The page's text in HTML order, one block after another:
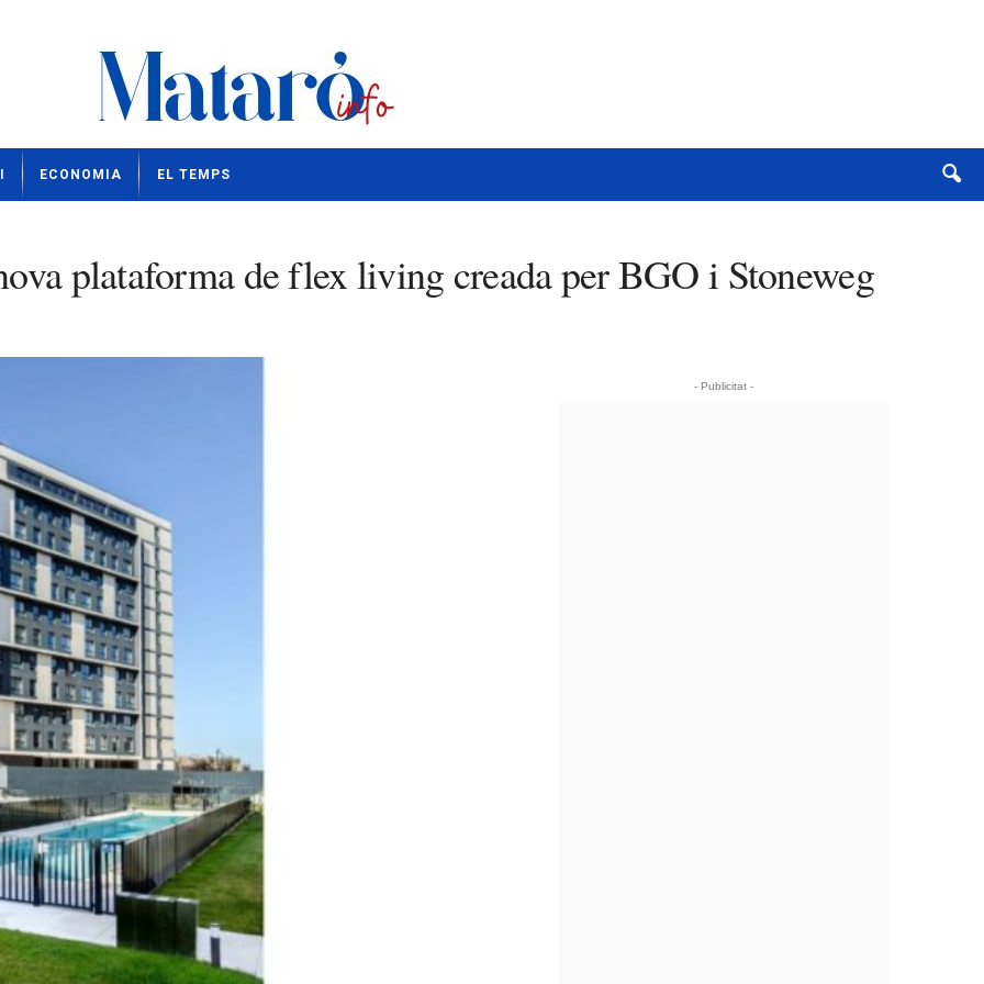
ECONOMIA EL TEMPS
plataforma de flex living creada per BGO i Stoneweg
- Publicitat -